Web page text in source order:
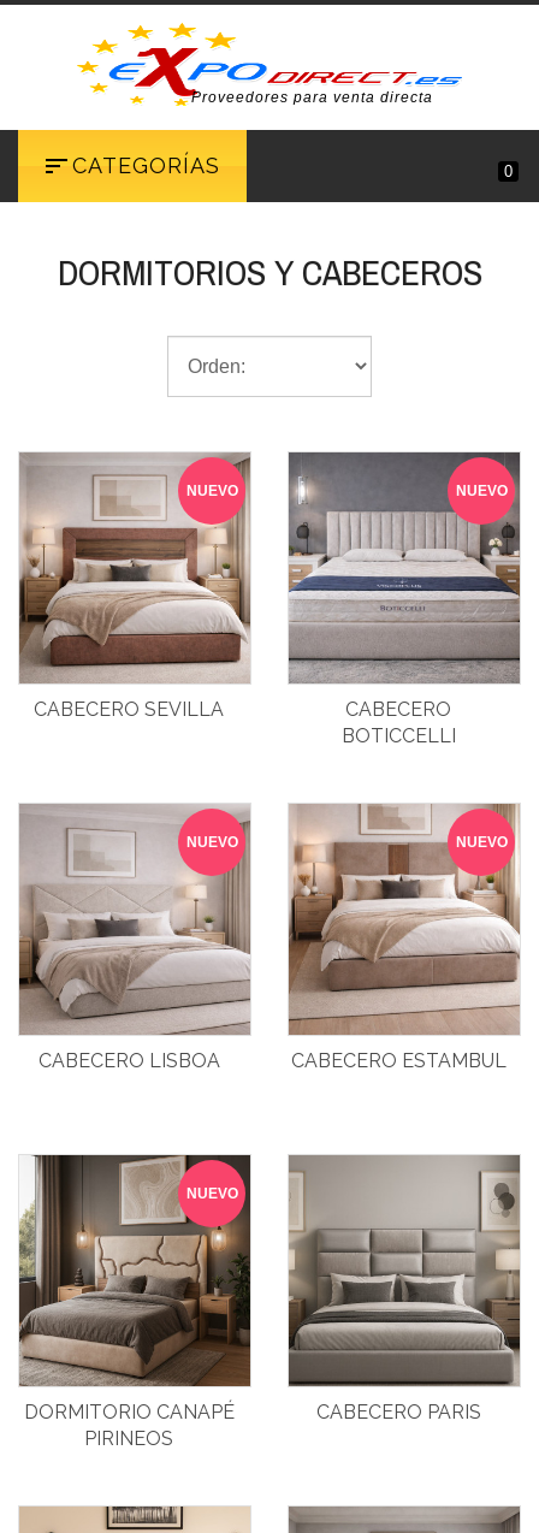
Proveedores para venta directa
CATEGORÍAS 0
DORMITORIOS Y CABECEROS
NUEVO
CABECERO SEVILLA
NUEVO
CABECERO
BOTICCELLI
NUEVO
CABECERO LISBOA
NUEVO
CABECERO ESTAMBUL
NUEVO
DORMITORIO CANAPÉ
PIRINEOS
CABECERO PARIS